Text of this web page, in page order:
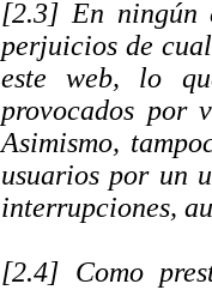
[2.3] En ningún
perjuicios de
este web, lo
provocados por
Asimismo,
usuarios por un
interrupciones,
[2.4] Como